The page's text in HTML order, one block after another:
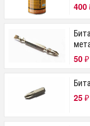
400
50 ₽
25 ₽